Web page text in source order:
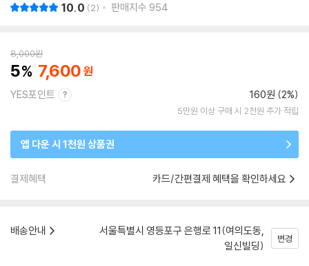
10.0 2 판매지수 954
8,000원
5 7,600
YES포인트 160원 (2%)
5만원 이상 구매 시 2천원 추가 적립
앱 다운 시 1천원 상품권
결제혜택 카드/간편결제 혜택을 확인하세요
배송안내
서울특별시 영등포구 은행로 11(여의도동,
일신빌딩)
변경